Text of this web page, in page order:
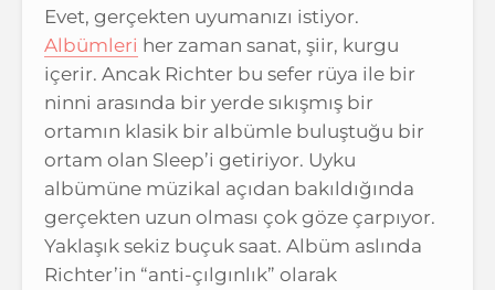
Evet, gerçekten uyumanızı istiyor.
Albümleri her zaman sanat, şiir, kurgu
içerir. Ancak Richter bu sefer rüya ile bir
ninni arasında bir yerde sıkışmış bir
ortamın klasik bir albümle buluştuğu bir
ortam olan Sleep’i getiriyor. Uyku
albümüne müzikal açıdan bakıldığında
gerçekten uzun olması çok göze çarpıyor.
Yaklaşık sekiz buçuk saat. Albüm aslında
Richter’in “anti-çılgınlık” olarak